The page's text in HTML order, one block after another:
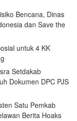
Bencana, Dinas
dan Save the
untuk 4 KK
Setdakab
Dokumen DPC PJS
Satu Pemkab
Berita Hoaks